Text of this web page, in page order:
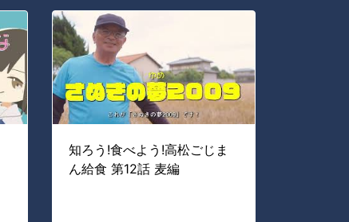
知ろう!食べよう!高松ごじま
ん給食 第12話 麦編